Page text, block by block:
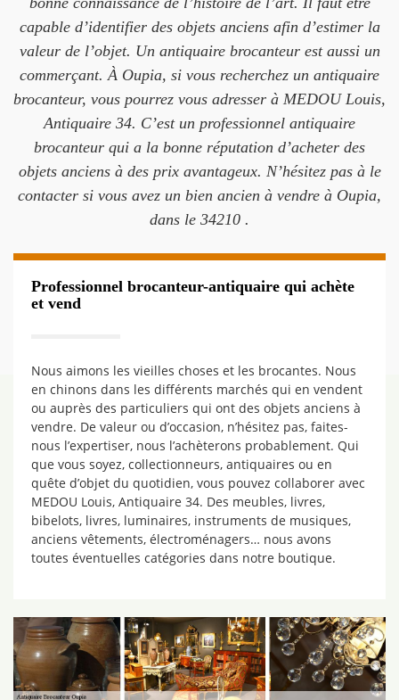
capable d’identifier des objets anciens afin d’estimer la
valeur de l’objet. Un antiquaire brocanteur est aussi un
commerçant. À Oupia, si vous recherchez un antiquaire
brocanteur, vous pourrez vous adresser à MEDOU Louis,
Antiquaire 34. C’est un professionnel antiquaire
brocanteur qui a la bonne réputation d’acheter des
objets anciens à des prix avantageux. N’hésitez pas à le
contacter si vous avez un bien ancien à vendre à Oupia,
dans le 34210 .
Professionnel brocanteur-antiquaire qui achète
et vend
Nous aimons les vieilles choses et les brocantes. Nous
en chinons dans les différents marchés qui en vendent
ou auprès des particuliers qui ont des objets anciens à
vendre. De valeur ou d’occasion, n’hésitez pas, faites-
nous l’expertiser, nous l’achèterons probablement. Qui
que vous soyez, collectionneurs, antiquaires ou en
quête d’objet du quotidien, vous pouvez collaborer avec
MEDOU Louis, Antiquaire 34. Des meubles, livres,
bibelots, livres, luminaires, instruments de musiques,
anciens vêtements, électroménagers… nous avons
toutes éventuelles catégories dans notre boutique.